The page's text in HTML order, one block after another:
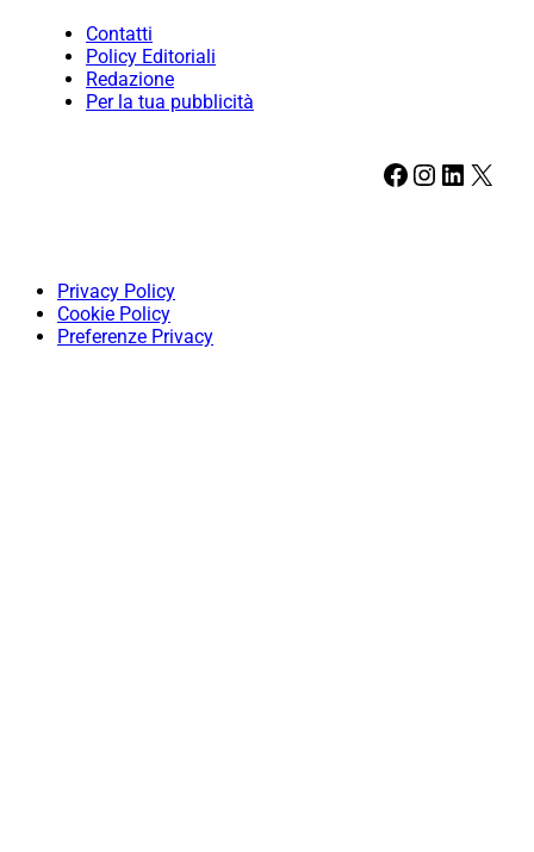
Contatti
Policy Editoriali
Redazione
Per la tua pubblicità
Facebook Instagram LinkedIn X
Privacy Policy
Cookie Policy
Preferenze Privacy